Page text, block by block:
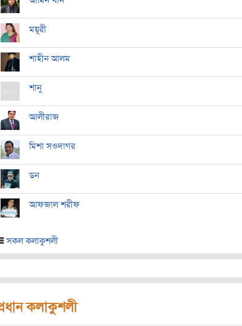
ময়ূরী
শাহীন আলম
শানু
আলীরাজ
মিশা সওদাগর
ডন
আফজাল শরীফ
সকল কলাকুশলী
কলাকুশলী